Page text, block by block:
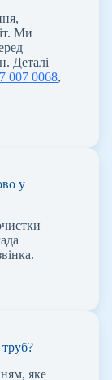
Ми
Деталі
007 0068,
у
труб?
яке